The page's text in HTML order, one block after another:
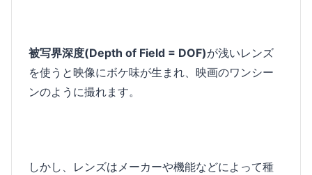
被写界深度(Depth of Field = DOF)が浅いレンズ
を使うと映像にボケ味が生まれ、映画のワンシー
ンのように撮れます。
しかし、レンズはメーカーや機能などによって種